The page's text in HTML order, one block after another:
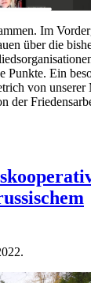
Im
über die
Punkte. Ein
von
der
.